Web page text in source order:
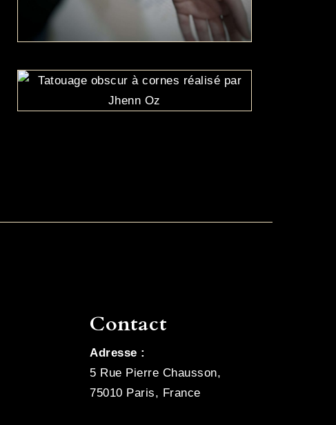
Contact
Adresse :
5 Rue Pierre Chausson,
75010 Paris, France